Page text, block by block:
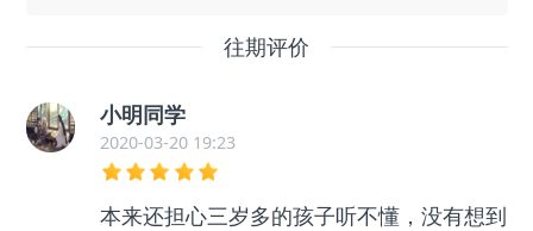
往期评价
小明同学
2020-03-20 19:23
本来还担心三岁多的孩子听不懂，没有想到